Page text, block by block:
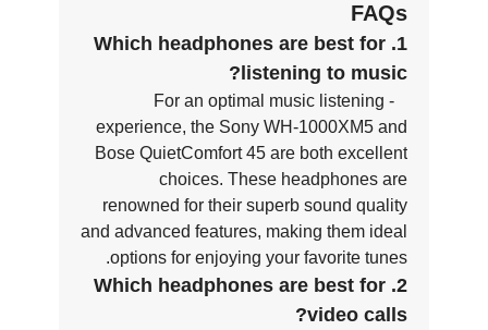
FAQs
1. Which headphones are best for
listening to music?
- For an optimal music listening
experience, the Sony WH-1000XM5 and
Bose QuietComfort 45 are both excellent
choices. These headphones are
renowned for their superb sound quality
and advanced features, making them ideal
options for enjoying your favorite tunes.
2. Which headphones are best for
video calls?